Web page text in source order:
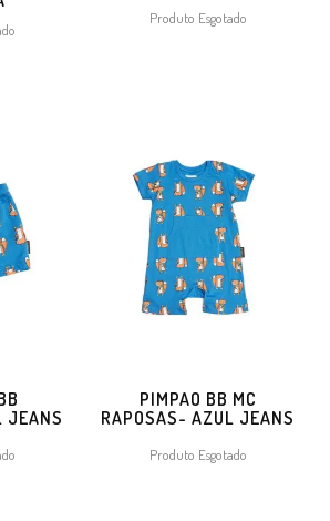
Produto Esgotado
JEANS
PIMPAO BB MC
RAPOSAS- AZUL JEANS
Produto Esgotado